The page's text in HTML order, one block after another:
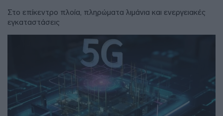
Στο επίκεντρο πλοία, πληρώματα λιμάνια και ενεργειακές
εγκαταστάσεις